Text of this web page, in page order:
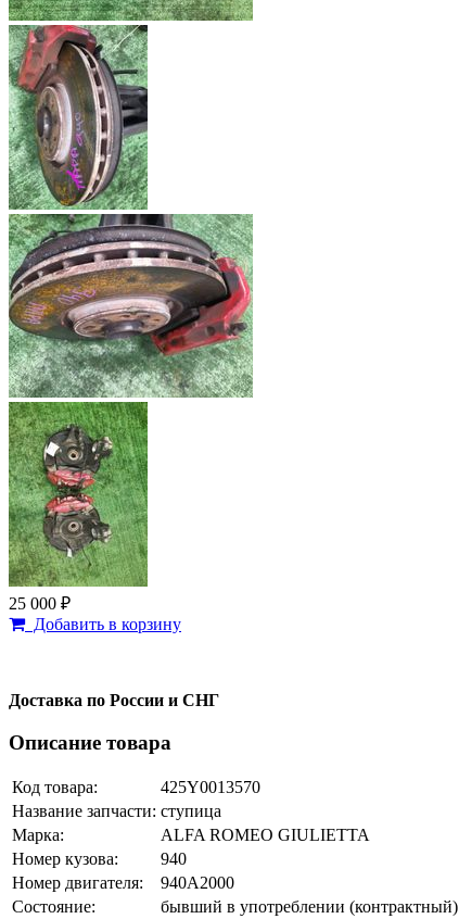
25 000 ₽
Добавить в корзину
Доставка по России и СНГ
Описание товара
Код товара:
425Y0013570
Название запчасти: ступица
Марка:
ALFA ROMEO GIULIETTA
Номер кузова:
940
Номер двигателя:
940A2000
Состояние:
бывший в употреблении (контрактный)